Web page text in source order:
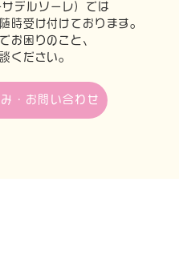
デルソーレ）では
時受け付けております。
お困りのこと、
ください。
・お問い合わせ